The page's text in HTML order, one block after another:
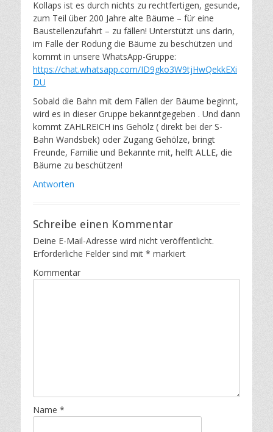
Kollaps ist es durch nichts zu rechtfertigen, gesunde,
zum Teil über 200 Jahre alte Bäume – für eine
Baustellenzufahrt – zu fällen! Unterstützt uns darin,
im Falle der Rodung die Bäume zu beschützen und
kommt in unsere WhatsApp-Gruppe:
https://chat.whatsapp.com/ID9gko3W9tjHwQekkEXi
DU
Sobald die Bahn mit dem Fällen der Bäume beginnt,
wird es in dieser Gruppe bekanntgegeben . Und dann
kommt ZAHLREICH ins Gehölz ( direkt bei der S-
Bahn Wandsbek) oder Zugang Gehölze, bringt
Freunde, Familie und Bekannte mit, helft ALLE, die
Bäume zu beschützen!
Antworten
Schreibe einen Kommentar
Deine E-Mail-Adresse wird nicht veröffentlicht.
Erforderliche Felder sind mit * markiert
Kommentar
Name *